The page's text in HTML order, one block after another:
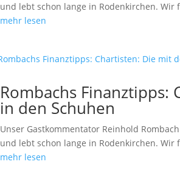
und lebt schon lange in Rodenkirchen.
mehr lesen
Rombachs
in den Schuhen
Unser Gastkommentator Reinhold
und lebt schon lange in Rodenkirchen.
mehr lesen